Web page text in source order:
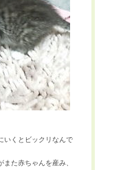
いくとビックリなんで
た赤ちゃんを産み、